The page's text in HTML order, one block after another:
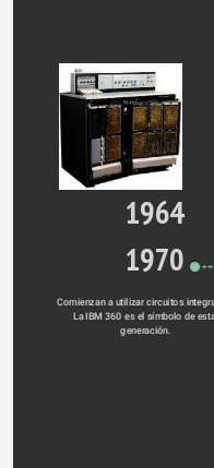
1964
1970
Comienzan a utilizar circuitos
La IBM 360 es el símbolo de
generación.